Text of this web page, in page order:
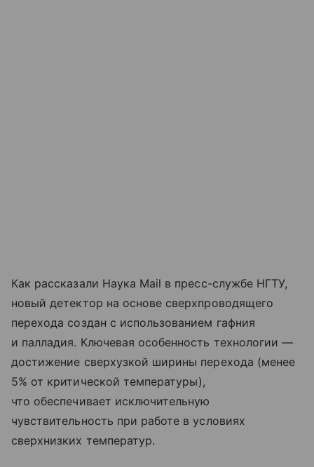
Как рассказали Наука Mail в пресс-службе НГТУ,
новый детектор на основе сверхпроводящего
перехода создан с использованием гафния
и палладия. Ключевая особенность технологии —
достижение сверхузкой ширины перехода (менее
5% от критической температуры),
что обеспечивает исключительную
чувствительность при работе в условиях
сверхнизких температур.